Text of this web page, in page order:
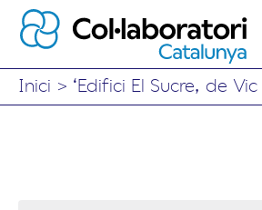
Inici > ‘Edifici El Sucre, de Vic